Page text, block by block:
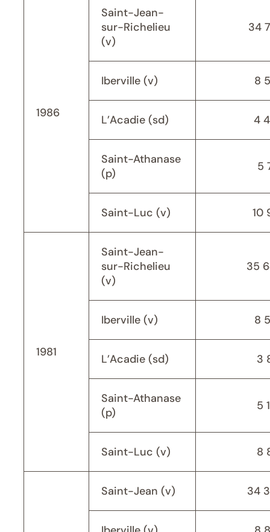
1986
Saint-Jean-
sur-Richelieu
(v)
34
Iberville (v) 8
L’Acadie (sd) 4
Saint-Athanase
(p)
5
Saint-Luc (v) 10
1981
Saint-Jean-
sur-Richelieu
(v)
35
Iberville (v) 8
L’Acadie (sd) 3
Saint-Athanase
(p)
5
Saint-Luc (v) 8
Saint-Jean (v) 34